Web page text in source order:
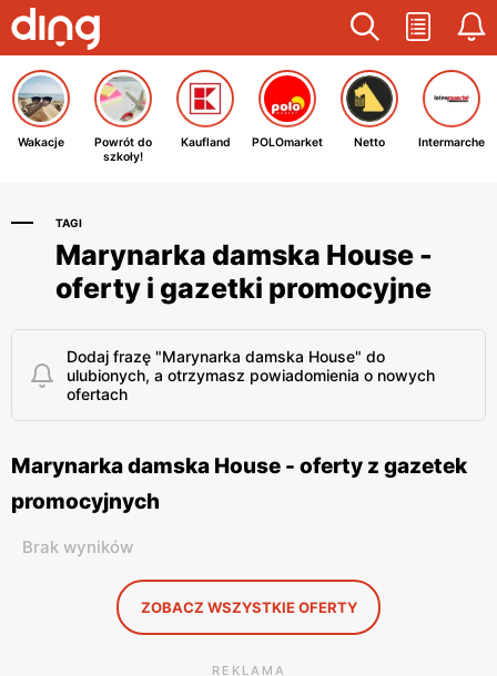
Wakacje
Powrót do
szkoły!
Kaufland POLOmarket Netto Intermarche
TAGI
Marynarka damska House -
oferty i gazetki promocyjne
Dodaj frazę "Marynarka damska House" do
ulubionych, a otrzymasz powiadomienia o nowych
ofertach
Marynarka damska House - oferty z gazetek
promocyjnych
Brak wyników
ZOBACZ WSZYSTKIE OFERTY
REKLAMA